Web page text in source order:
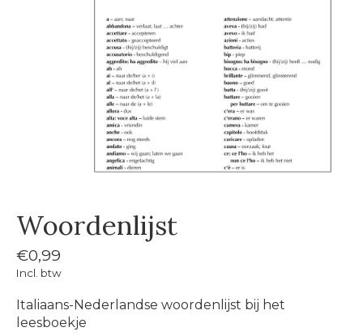
Woordenlijst
€0,99
Incl. btw
Italiaans-Nederlandse woordenlijst bij het
leesboekje